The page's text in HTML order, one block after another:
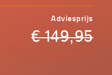
Adviesprijs
€149,95